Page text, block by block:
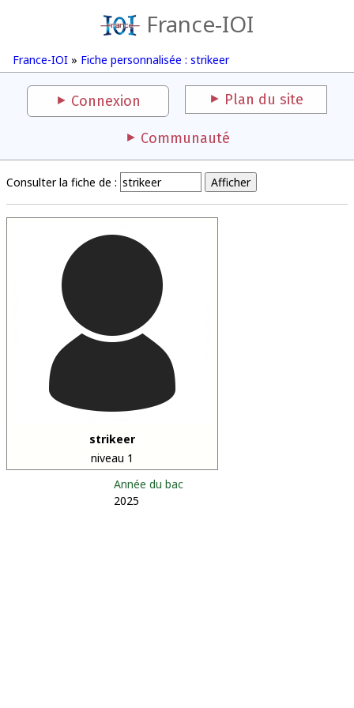
France-IOI
France-IOI » Fiche personnalisée : strikeer
Connexion Plan du site
Communauté
Consulter la fiche de :
strikeer
niveau 1
Année du bac
2025